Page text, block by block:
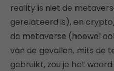
reality is niet de
gerelateerd is), en
de metaverse (hoewel
van de gevallen, mits de
gebruikt, zou je het